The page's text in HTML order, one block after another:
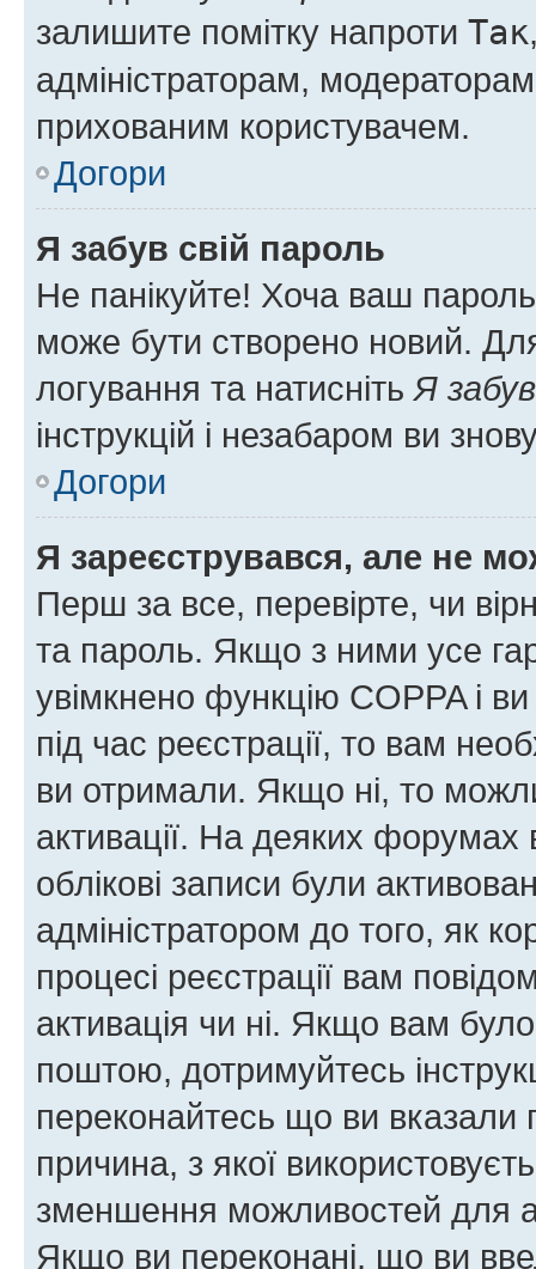
залишите помітку напроти Так
адміністраторам,
прихованим користувачем.
Догори
Я забув свій пароль
Не панікуйте! Хоча ваш
може бути створено новий.
логування та натисніть Я
інструкцій і незабаром ви
Догори
Я зареєструвався, але не
Перш за все, перевірте, чи
та пароль. Якщо з ними усе
увімкнено функцію COPPA і
під час реєстрації, то вам
ви отримали. Якщо ні, то
активації. На деяких форумах
облікові записи були
адміністратором до того, як
процесі реєстрації вам
активація чи ні. Якщо вам
поштою, дотримуйтесь
переконайтесь що ви
причина, з якої
зменшення можливостей для
Якщо ви переконані, що ви